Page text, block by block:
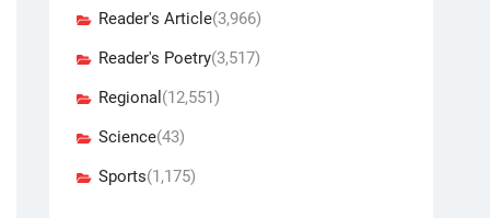
Reader's Article(3,966)
Reader's Poetry(3,517)
Regional (12,551)
Science(43)
Sports(1,175)